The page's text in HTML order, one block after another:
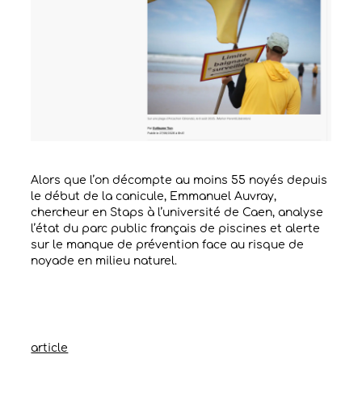
Alors que l’on décompte au moins 55 noyés depuis
le début de la canicule, Emmanuel Auvray,
chercheur en Staps à l’université de Caen, analyse
l’état du parc public français de piscines et alerte
sur le manque de prévention face au risque de
noyade en milieu naturel.
article